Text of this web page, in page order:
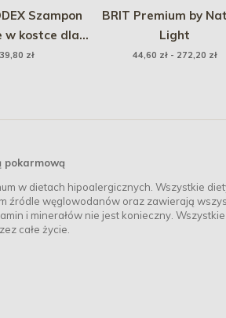
Szampon
w kostce dla
100ml /
39,80 zł
BRIT Premium by
Light
44,60 zł - 272,20 zł
w dietach hipoalergicznych. Wszystkie
źródle węglowodanów oraz zawierają
i minerałów nie jest konieczny. Wszystkie
całe życie.